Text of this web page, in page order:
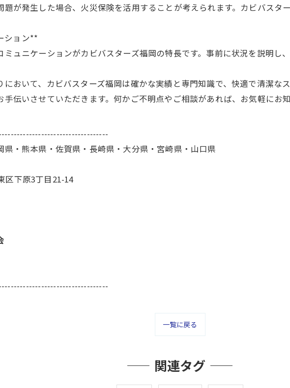
が発生した場合、火災保険を活用することが考えられます。カビバスタ
ション**
ュニケーションがカビバスターズ福岡の特長です。事前に状況を説明し
おいて、カビバスターズ福岡は確かな実績と専門知識で、快適で清潔な
伝いさせていただきます。何かご不明点やご相談があれば、お気軽にお
・熊本県・佐賀県・長崎県・大分県・宮崎県・山口県
区下原3丁目21-14
一覧に戻る
関連タグ